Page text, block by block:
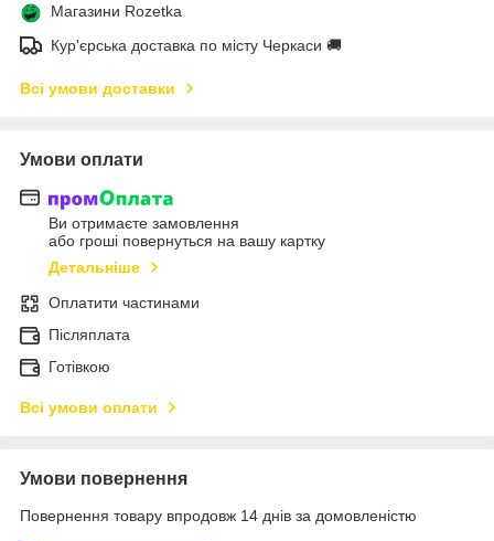
Магазини Rozetka
Кур'єрська доставка по місту Черкаси 🚚
Всі умови доставки
Умови оплати
Ви отримаєте замовлення
або гроші повернуться на вашу картку
Детальніше
Оплатити частинами
Післяплата
Готівкою
Всі умови оплати
Умови повернення
Повернення товару впродовж 14 днів за домовленістю